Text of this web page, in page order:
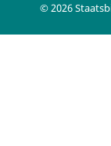
© 2026